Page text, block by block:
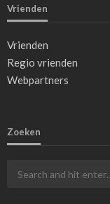
Vrienden
Vrienden
Regio vrienden
Webpartners
Zoeken